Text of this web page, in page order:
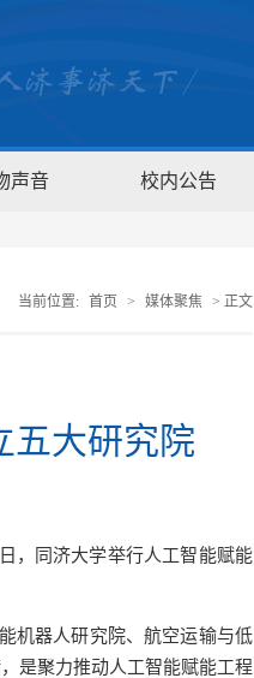
声音 校内公告
当前位置: 首页 > 媒体聚焦 > 正文
五大研究院
，同济大学举行人工智能赋能
机器人研究院、航空运输与低
是聚力推动人工智能赋能工程